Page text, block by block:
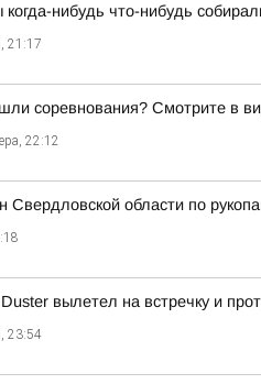
когда-нибудь что-нибудь
21:17
соревнования? Смотрите в
22:12
Свердловской области по
вылетел на встречку и
23:54